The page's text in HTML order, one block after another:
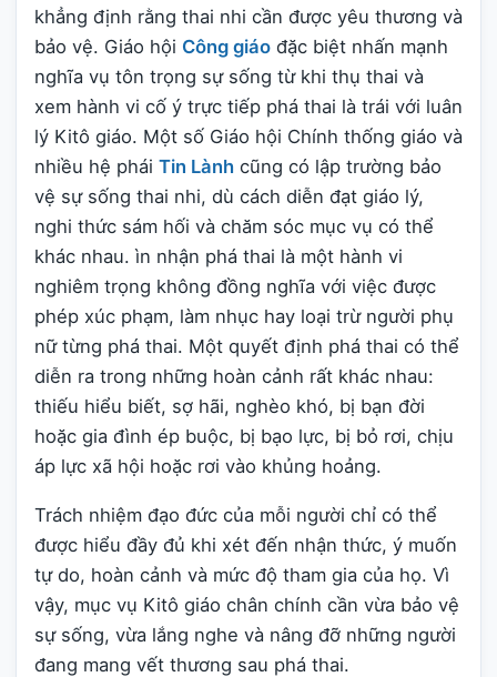
khẳng định rằng thai nhi cần được yêu thương và
bảo vệ. Giáo hội Công giáo đặc biệt nhấn mạnh
nghĩa vụ tôn trọng sự sống từ khi thụ thai và
xem hành vi cố ý trực tiếp phá thai là trái với luân
lý Kitô giáo. Một số Giáo hội Chính thống giáo và
nhiều hệ phái Tin Lành cũng có lập trường bảo
vệ sự sống thai nhi, dù cách diễn đạt giáo lý,
nghi thức sám hối và chăm sóc mục vụ có thể
khác nhau. ìn nhận phá thai là một hành vi
nghiêm trọng không đồng nghĩa với việc được
phép xúc phạm, làm nhục hay loại trừ người phụ
nữ từng phá thai. Một quyết định phá thai có thể
diễn ra trong những hoàn cảnh rất khác nhau:
thiếu hiểu biết, sợ hãi, nghèo khó, bị bạn đời
hoặc gia đình ép buộc, bị bạo lực, bị bỏ rơi, chịu
áp lực xã hội hoặc rơi vào khủng hoảng.
Trách nhiệm đạo đức của mỗi người chỉ có thể
được hiểu đầy đủ khi xét đến nhận thức, ý muốn
tự do, hoàn cảnh và mức độ tham gia của họ. Vì
vậy, mục vụ Kitô giáo chân chính cần vừa bảo vệ
sự sống, vừa lắng nghe và nâng đỡ những người
đang mang vết thương sau phá thai.